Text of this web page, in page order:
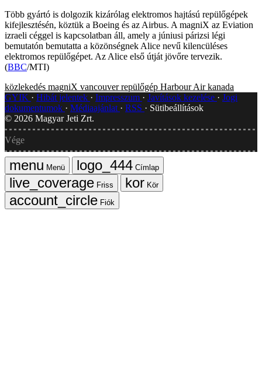
Több gyártó is dolgozik kizárólag elektromos hajtású repülőgépek
kifejlesztésén, köztük a Boeing és az Airbus. A magniX az Eviation
izraeli céggel is kapcsolatban áll, amely a júniusi párizsi légi
bemutatón bemutatta a közönségnek Alice nevű kilencüléses
elektromos repülőgépet. Az Alice első útját jövőre tervezik.
(BBC/MTI)
közlekedés magniX vancouver repülőgép Harbour Air kanada
GYIK
Hibát jelentek Impresszum Javítások kezelése
Jogi
dokumentumok
Médiaajánlat RSS
Sütibeállítások
© 2026 Magyar Jeti Zrt.
Vége
Menü
Címlap
Friss
Kör
Fiók